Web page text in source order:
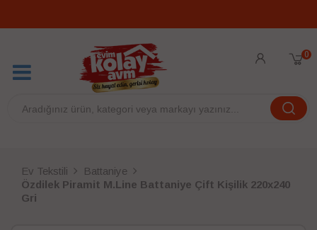
0
Ev Tekstili
Battaniye
Özdilek Piramit M.Line Battaniye Çift Kişilik 220x240
Gri